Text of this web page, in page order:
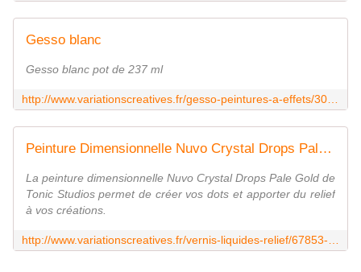
Gesso blanc
Gesso blanc pot de 237 ml
Peinture Dimensionnelle Nuvo Crystal Drops Pale Gold
La peinture dimensionnelle Nuvo Crystal Drops Pale Gold de
Tonic Studios permet de créer vos dots et apporter du relief
à vos créations.